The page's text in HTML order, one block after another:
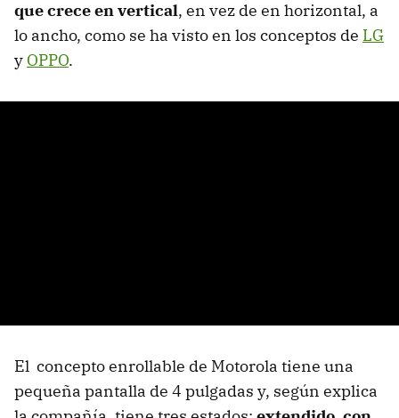
que crece en vertical, en vez de en horizontal, a
lo ancho, como se ha visto en los conceptos de LG
y OPPO.
El concepto enrollable de Motorola tiene una
pequeña pantalla de 4 pulgadas y, según explica